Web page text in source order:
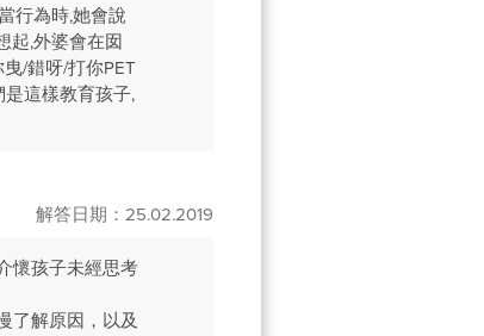
行為時,她會說
起,外婆會在囡
/錯呀/打你PET
這樣教育孩子,
解答日期：25.02.2019
懷孩子未經思考
了解原因，以及